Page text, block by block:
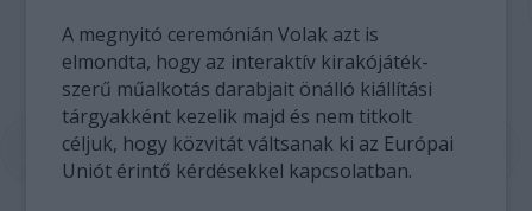
A megnyitó ceremónián Volak azt is
elmondta, hogy az interaktív kirakójáték-
szerű műalkotás darabjait önálló kiállítási
tárgyakként kezelik majd és nem titkolt
céljuk, hogy közvitát váltsanak ki az Európai
Uniót érintő kérdésekkel kapcsolatban.